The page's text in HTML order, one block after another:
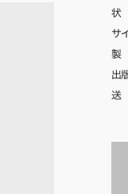
状
サ
製
出
送